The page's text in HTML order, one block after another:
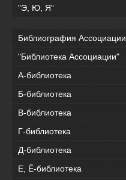
"Э, Ю, Я"
Библиография Ассоциации
"Библиотека Ассоциации"
А-библиотека
Б-библиотека
В-библиотека
Г-библиотека
Д-библиотека
Е, Ё-библиотека